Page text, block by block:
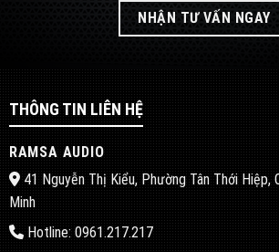
NHẬN TƯ VẤN NGAY
THÔNG TIN LIÊN HỆ
RAMSA AUDIO
41 Nguyễn Thị Kiểu, Phường Tân Thới Hiệp,
Minh
Hotline: 0961.217.217